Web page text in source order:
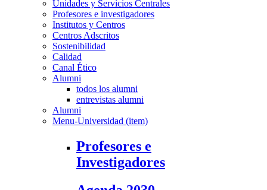
Unidades y Servicios Centrales
Profesores e investigadores
Institutos y Centros
Centros Adscritos
Sostenibilidad
Calidad
Canal Ético
Alumni
todos los alumni
entrevistas alumni
Alumni
Menu-Universidad (item)
Profesores e
Investigadores